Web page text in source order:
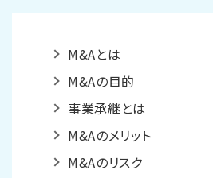
M&Aとは
M&Aの目的
事業承継とは
M&Aのメリット
M&Aのリスク